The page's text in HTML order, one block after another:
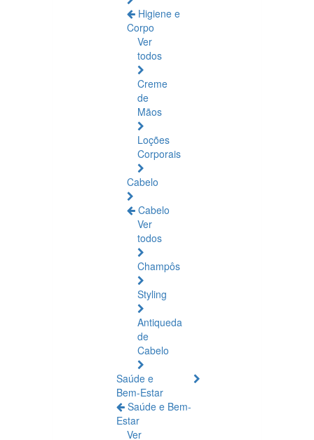
Higiene e
Corpo
Ver
todos
Creme
de
Mãos
Loções
Corporais
Cabelo
Cabelo
Ver
todos
Champôs
Styling
Antiqueda
de
Cabelo
Saúde e
Bem-Estar
Saúde e Bem-
Estar
Ver